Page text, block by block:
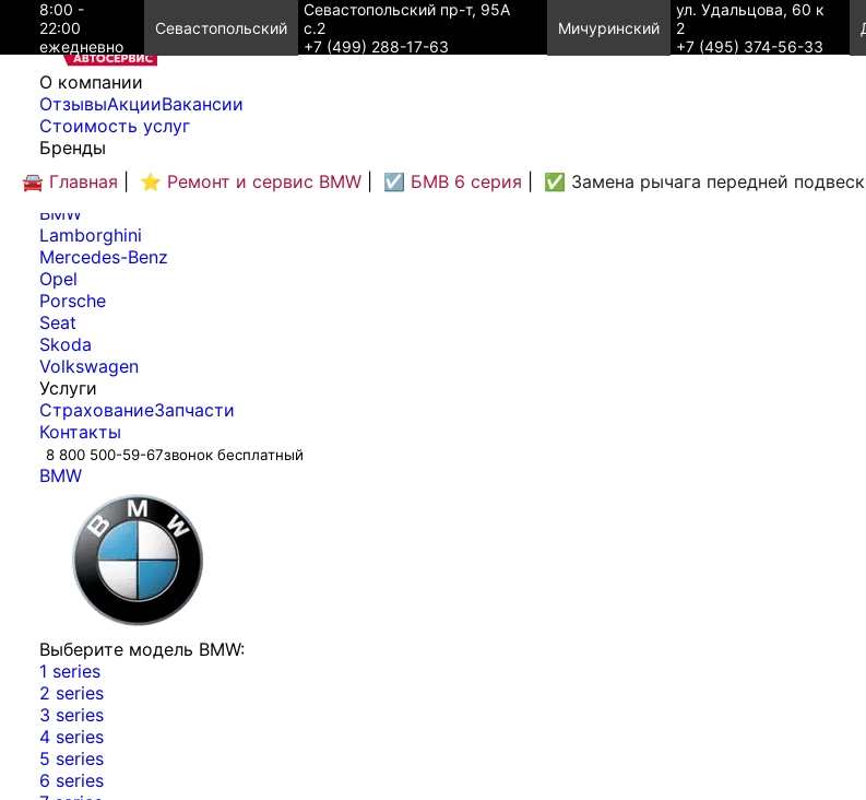
8:00 -
22:00
ежедневно
Севастопольский
Севастопольский пр-т, 95А
с.2
+7 (499) 288-17-63
Мичуринский
ул. Удальцова, 60 к
2
+7 (495) 374-56-33
O компании
ОтзывыАкцииВакансии
Cтоимость услуг
Бренды
Audi
Bentley
BMW
Lamborghini
Mercedes-Benz
Opel
Porsche
Seat
Skoda
Volkswagen
Услуги
СтрахованиеЗапчасти
Контакты
8 800 500-59-67звонок бесплатный
🚘 Главная ⭐ Ремонт и сервис BMW ☑️ БМВ 6 серия ✅ Замена рычага передней
BMW
Выберите модель BMW:
1 series
2 series
3 series
4 series
5 series
6 series